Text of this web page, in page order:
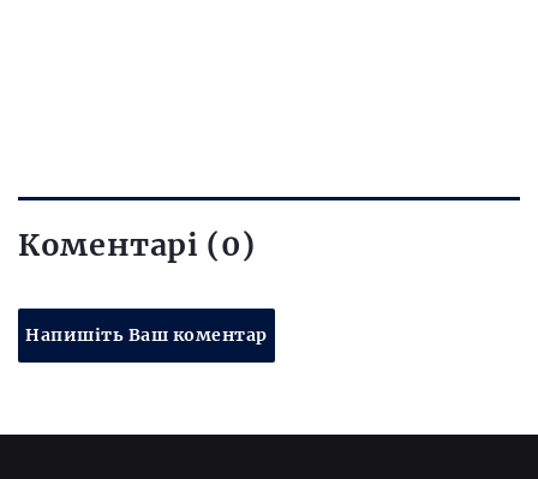
Коментарі (0)
Напишіть Ваш коментар